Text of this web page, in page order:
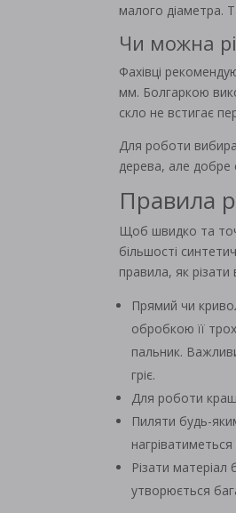
малого діаметра.
Чи можна
Фахівці
мм. Болгаркою
скло не встигає
Для роботи
дерева, але добре
Правила
Щоб швидко та
більшості
правила, як
Прямий чи
обробкою її
пальник.
гріє.
Для роботи
Пиляти будь-
Різати
утворюється